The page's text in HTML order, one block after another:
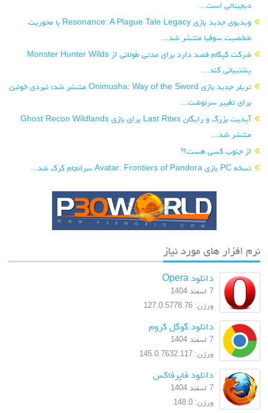
دیجیتالی است...
ویدیوی جدید بازی Resonance: A Plague Tale Legacy با محوریت
شخصیت سوفیا منتشر شد...
شرکت کپکام قصد دارد برای مدتی طولانی از Monster Hunter Wilds
پشتیبانی کند...
تریلر جدید بازی Onimusha: Way of the Sword منتشر شد؛ نبردی خونین
برای تغییر سرنوشت...
آپدیت بزرگ و رایگان Last Rites برای بازی Ghost Recon Wildlands
منتشر شد...
از جنوب کسی هست؟!
نسخه PC بازی Avatar: Frontiers of Pandora سرانجام کرک شد...
نرم افزار های مورد نیاز
دانلود Opera
7 اسفند 1404
ورژن: 127.0.5778.76
دانلود گوگل کروم
7 اسفند 1404
ورژن: 145.0.7632.117
دانلود فایرفاکس
7 اسفند 1404
ورژن: 148.0